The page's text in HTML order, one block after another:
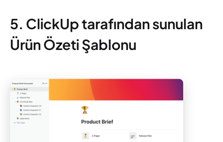
5. ClickUp tarafından sunulan
Ürün Özeti Şablonu